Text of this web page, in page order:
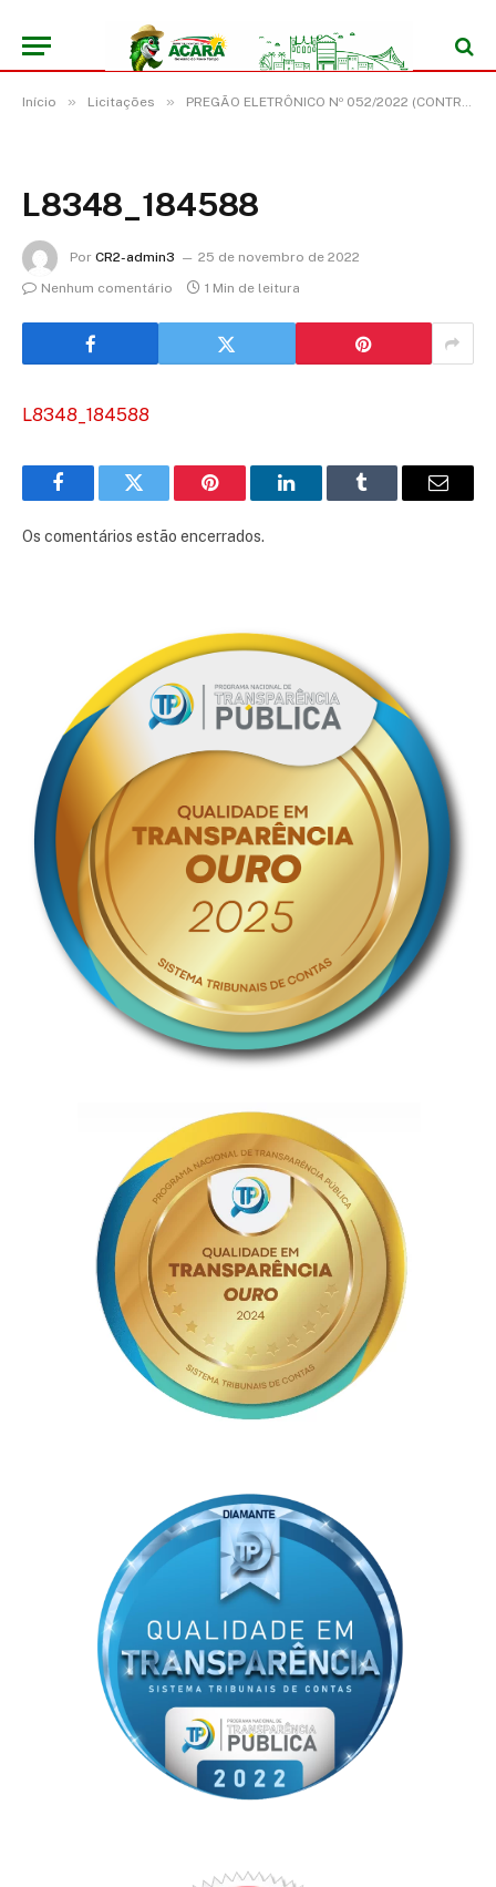
Início » Licitações » PREGÃO ELETRÔNICO Nº 052/2022 (CONTRATAÇÃO DE SERVIÇOS COMUNS DE ENGENHARIA, COM FORNECIMENTO DE MÃO DE OBRA, MATERIAIS E EQUIPAMENTOS, NECESSÁRIOS À REFORMA, ADEQUAÇÃO, MANUTENÇÃO E REPAROS DE PRÉDIOS PÚBLICOS E ESCOLAS DAS REGIÕES G. MIRIM, MIRITIPITANGA E JAGUARARI NO MUNICÍPIO DE ACARÁ/PARÁ)
L8348_184588
Por CR2-admin3
25 de novembro de 2022
Nenhum comentário
1 Min de leitura
L8348_184588
FacebookTwitter Pinterest LinkedInTumblr
E-
Os comentários estão encerrados.